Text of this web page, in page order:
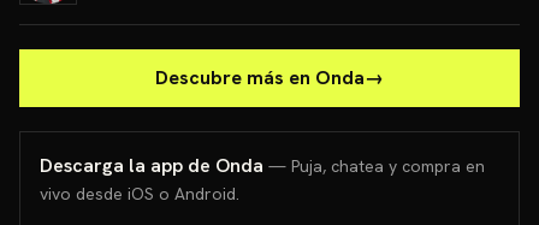
Descubre más en Onda→
Descarga la app de Onda — Puja, chatea y compra en
vivo desde iOS o Android.